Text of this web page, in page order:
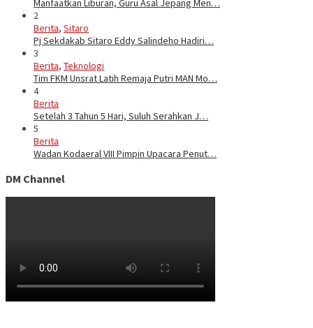
Manfaatkan Liburan, Guru Asal Jepang Men…
2
Berita, Sitaro
Pj Sekdakab Sitaro Eddy Salindeho Hadiri…
3
Berita, Teknologi
Tim FKM Unsrat Latih Remaja Putri MAN Mo…
4
Berita
Setelah 3 Tahun 5 Hari, Suluh Serahkan J…
5
Berita
Wadan Kodaeral VIII Pimpin Upacara Penut…
DM Channel